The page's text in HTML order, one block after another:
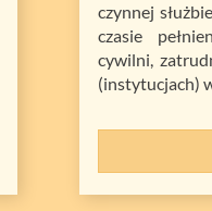
czynnej
czasie
cywilni,
(instytucjach)